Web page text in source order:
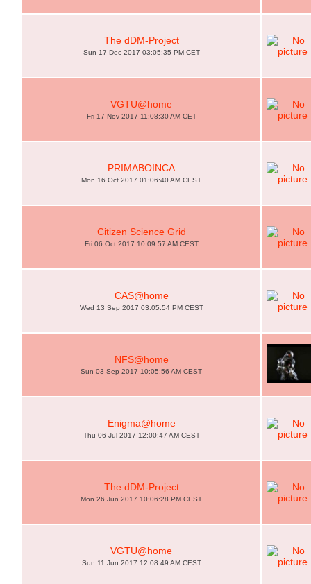
The dDM-Project
Sun 17 Dec 2017 03:05:35 PM CET
VGTU@home
Fri 17 Nov 2017 11:08:30 AM CET
PRIMABOINCA
Mon 16 Oct 2017 01:06:40 AM CEST
Citizen Science Grid
Fri 06 Oct 2017 10:09:57 AM CEST
CAS@home
Wed 13 Sep 2017 03:05:54 PM CEST
NFS@home
Sun 03 Sep 2017 10:05:56 AM CEST
Enigma@home
Thu 06 Jul 2017 12:00:47 AM CEST
The dDM-Project
Mon 26 Jun 2017 10:06:28 PM CEST
VGTU@home
Sun 11 Jun 2017 12:08:49 AM CEST